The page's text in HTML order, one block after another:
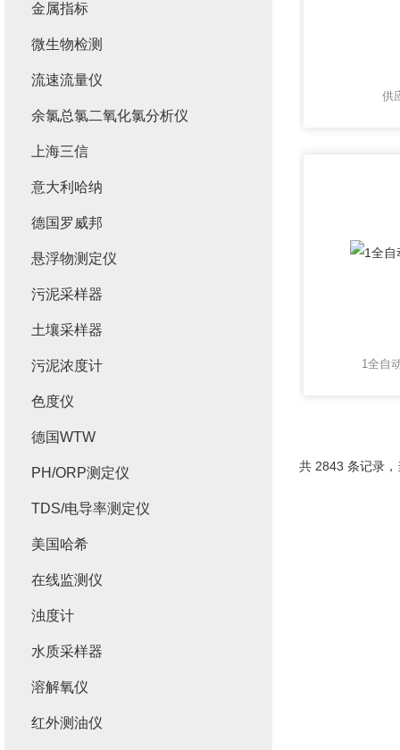
供
1全自
共 2843 条记录
金属指标
微生物检测
流速流量仪
余氯总氯二氧化氯分析仪
上海三信
意大利哈纳
德国罗威邦
悬浮物测定仪
污泥采样器
土壤采样器
污泥浓度计
色度仪
德国WTW
PH/ORP测定仪
TDS/电导率测定仪
美国哈希
在线监测仪
浊度计
水质采样器
溶解氧仪
红外测油仪